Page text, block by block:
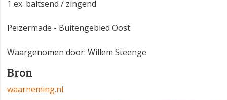
1 ex. baltsend / zingend
Peizermade - Buitengebied Oost
Waargenomen door: Willem Steenge
Bron
waarneming.nl